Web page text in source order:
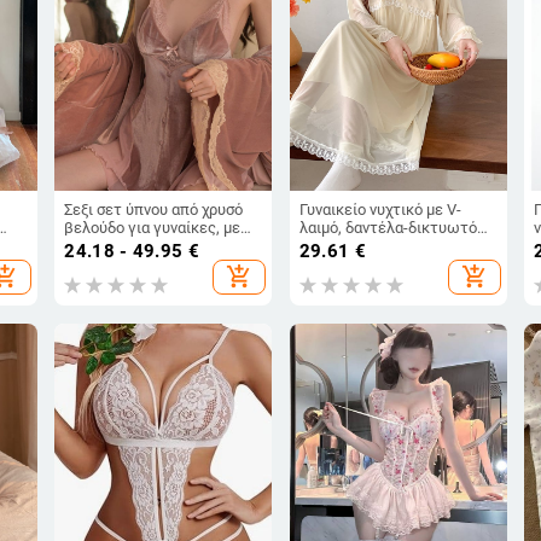
Σεξι σετ ύπνου από χρυσό
βελούδο για γυναίκες, με
δαντελένια λεπτομέρεια,
νυχτικό με ιμάντες και
24.18 - 49.95 €
add_shopping_cart
Γυναικείο νυχτικό με V-
λαιμό, δαντέλα-δικτυωτό
ύφασμα, μακριά μανίκια,
πολυεστέρας
29.61 €
add_shopping_cart